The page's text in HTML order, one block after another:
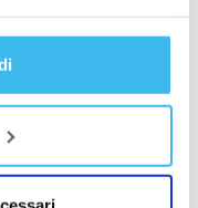
Raquel
Alexis
(ESP).